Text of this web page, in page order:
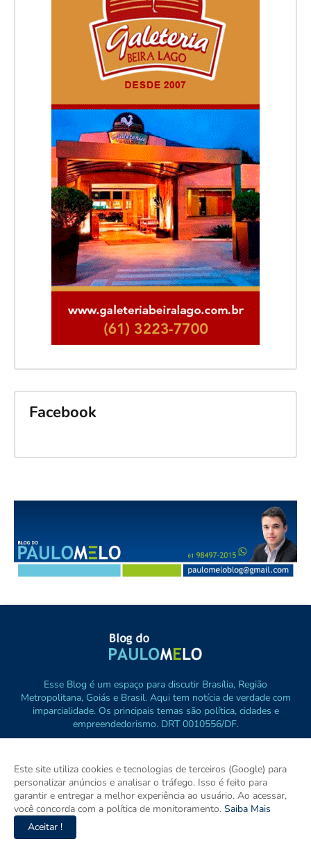
Facebook
Esse Blog é um espaço para discutir Brasília, Região
Metropolitana, Goiás e Brasil. Aqui tem notícia de verdade com
imparcialidade. Os principais temas são política, cidades e
empreendedorismo. DRT 0010556/DF.
Este site utiliza cookies e tecnologias de terceiros (Google) para
personalizar anúncios e analisar o tráfego. Isso é feito para
garantir e entregar a melhor experiência ao usuário. Ao acessar,
você concorda com a política de monitoramento. Saiba Mais
Aceitar !